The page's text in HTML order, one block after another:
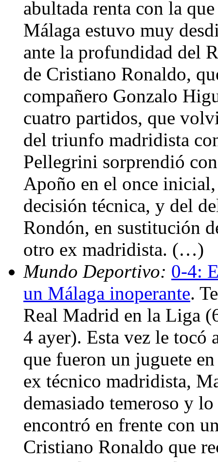
abultada renta con la
Málaga estuvo muy
ante la profundidad del
de Cristiano Ronaldo,
compañero Gonzalo
cuatro partidos, que
del triunfo madridista
Pellegrini sorprendió
Apoño en el once inicial,
decisión técnica, y del
Rondón, en sustitución
otro ex madridista. (…)
Mundo Deportivo: 0-4:
un Málaga inoperante.
Real Madrid en la Liga
4 ayer). Esta vez le
que fueron un juguete
ex técnico madridista,
demasiado temeroso y
encontró en frente con
Cristiano Ronaldo que